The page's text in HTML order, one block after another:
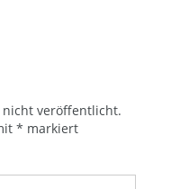
nicht veröffentlicht.
* markiert